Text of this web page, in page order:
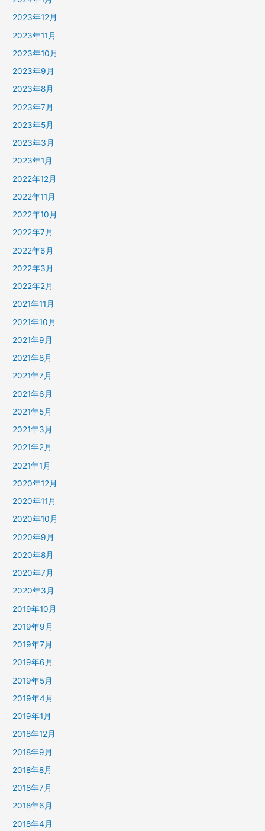
2023年12月
2023年11月
2023年10月
2023年9月
2023年8月
2023年7月
2023年5月
2023年3月
2023年1月
2022年12月
2022年11月
2022年10月
2022年7月
2022年6月
2022年3月
2022年2月
2021年11月
2021年10月
2021年9月
2021年8月
2021年7月
2021年6月
2021年5月
2021年3月
2021年2月
2021年1月
2020年12月
2020年11月
2020年10月
2020年9月
2020年8月
2020年7月
2020年3月
2019年10月
2019年9月
2019年7月
2019年6月
2019年5月
2019年4月
2019年1月
2018年12月
2018年9月
2018年8月
2018年7月
2018年6月
2018年4月